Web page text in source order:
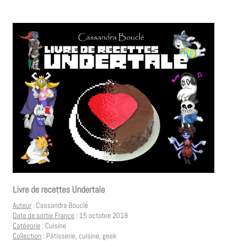
Livre de recettes Undertale
Auteur : Cassandra Bouclé
Date de sortie France : 15 octobre 2018
Catégorie : Cuisine
Collection : Pâtisserie, cuisine, geek